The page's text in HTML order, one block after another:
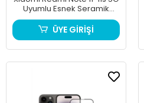
Uyumlu Esnek Seramik
Nano Ekran Koruyucu
ÜYE GİRİŞİ